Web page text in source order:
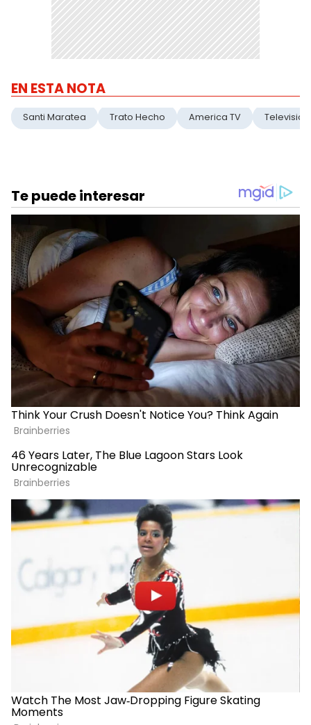
EN ESTA NOTA
Santi Maratea Trato Hecho America TV Television